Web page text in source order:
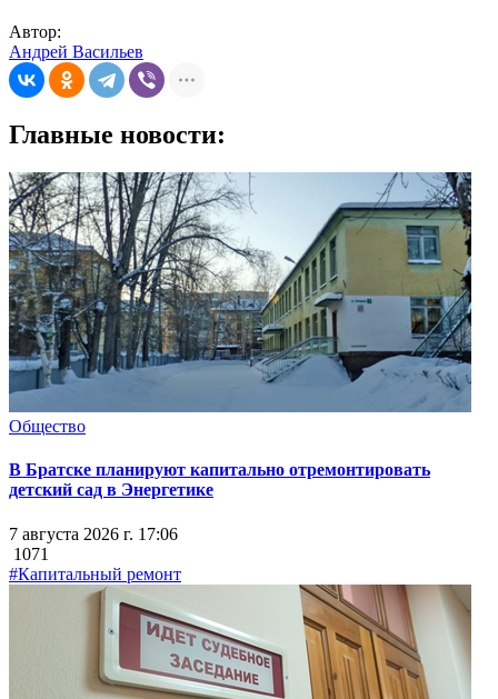
Автор:
Андрей Васильев
Главные новости:
Общество
В Братске планируют капитально отремонтировать
детский сад в Энергетике
7 августа 2026 г. 17:06
1071
#Капитальный ремонт